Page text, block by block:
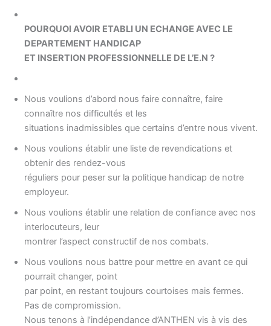
POURQUOI AVOIR ETABLI UN ECHANGE AVEC LE
DEPARTEMENT HANDICAP
ET INSERTION PROFESSIONNELLE DE L’E.N ?
Nous voulions d’abord nous faire connaître, faire
connaître nos difficultés et les
situations inadmissibles que certains d’entre nous vivent.
Nous voulions établir une liste de revendications et
obtenir des rendez-vous
réguliers pour peser sur la politique handicap de notre
employeur.
Nous voulions établir une relation de confiance avec nos
interlocuteurs, leur
montrer l’aspect constructif de nos combats.
Nous voulions nous battre pour mettre en avant ce qui
pourrait changer, point
par point, en restant toujours courtoises mais fermes.
Pas de compromission.
Nous tenons à l’indépendance d’ANTHEN vis à vis des